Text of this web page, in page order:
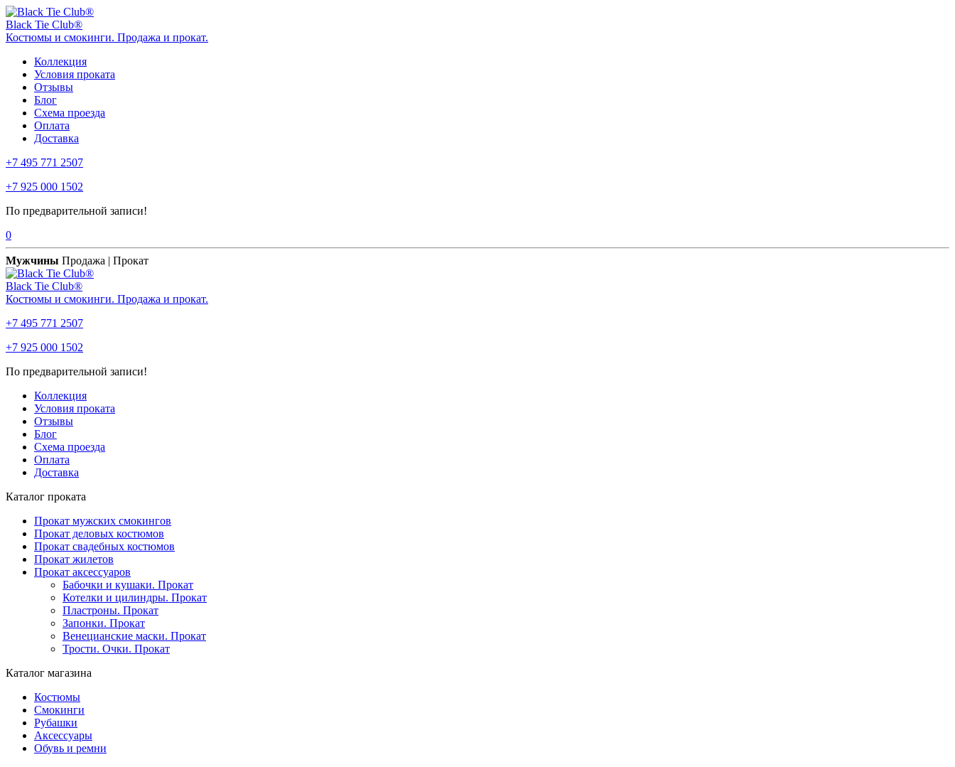
Black Tie Club®
Костюмы и смокинги. Продажа и прокат.
Коллекция
Условия проката
Отзывы
Блог
Схема проезда
Оплата
Доставка
+7 495 771 2507
+7 925 000 1502
По предварительной записи!
0
Мужчины Продажа | Прокат
Black Tie Club®
Костюмы и смокинги. Продажа и прокат.
+7 495 771 2507
+7 925 000 1502
По предварительной записи!
Коллекция
Условия проката
Отзывы
Блог
Схема проезда
Оплата
Доставка
Каталог проката
Прокат мужских смокингов
Прокат деловых костюмов
Прокат свадебных костюмов
Прокат жилетов
Прокат аксессуаров
Бабочки и кушаки. Прокат
Котелки и цилиндры. Прокат
Пластроны. Прокат
Запонки. Прокат
Венецианские маски. Прокат
Трости. Очки. Прокат
Каталог магазина
Костюмы
Смокинги
Рубашки
Аксессуары
Обувь и ремни